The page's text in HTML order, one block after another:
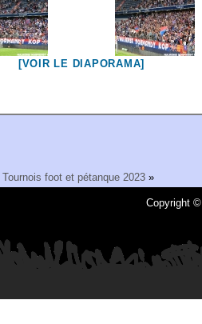
[VOIR LE DIAPORAMA]
Tournois foot et pétanque 2023 »
Copyright ©